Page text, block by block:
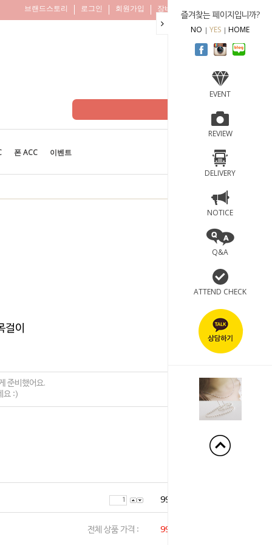
즐겨찾는 페이지입니까?
NO YES HOME
EVENT
REVIEW
DELIVERY
NOTICE
Q&A
ATTEND CHECK
브랜드스토리 로그인 회원가입 장바구니
폰 ACC 이벤트
이
준비했어요.
요 :)
99,000
전체 상품 가격 : 99,000